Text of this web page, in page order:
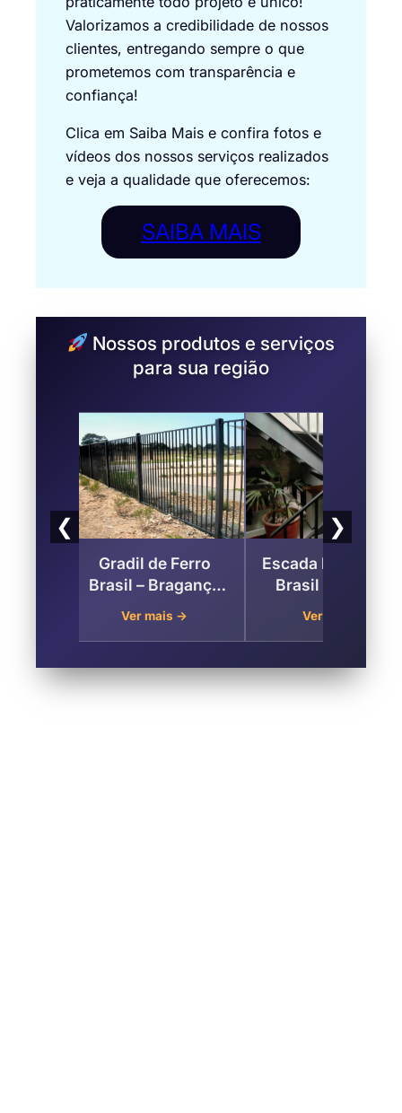
Valorizamos a credibilidade de nossos
clientes, entregando sempre o que
prometemos com transparência e
confiança!
Clica em Saiba Mais e confira fotos e
vídeos dos nossos serviços realizados
e veja a qualidade que oferecemos:
SAIBA MAIS
Nossos produtos e serviços
para sua região
❮
Gradil de Ferro
Brasil – Bragança
Paulista
Ver mais →
Escada Metálica
Brasil Bragança
Paulista
Ver mais →
❯